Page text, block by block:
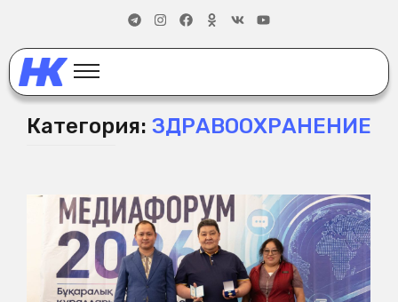
Категория: ЗДРАВООХРАНЕНИЕ